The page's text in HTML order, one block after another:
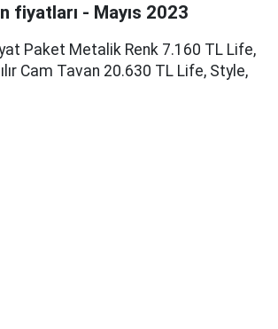
fiyatları - Mayıs 2023
Paket Metalik Renk 7.160 TL Life,
Cam Tavan 20.630 TL Life, Style,